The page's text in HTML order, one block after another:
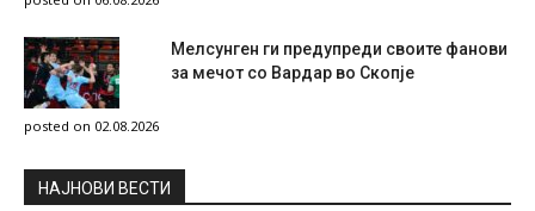
Мелсунген ги предупреди своите фанови
за мечот со Вардар во Скопје
posted on 02.08.2026
НAЈНОВИ ВЕСТИ